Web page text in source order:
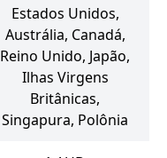
Estados Unidos,
Austrália, Canadá,
Reino Unido, Japão,
Ilhas Virgens
Britânicas,
Singapura, Polônia